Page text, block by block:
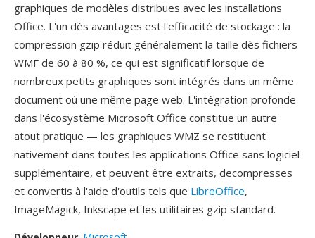
graphiques de modèles distribues avec les installations
Office. L'un dès avantages est l'efficacité de stockage : la
compression gzip réduit généralement la taille dès fichiers
WMF de 60 à 80 %, ce qui est significatif lorsque de
nombreux petits graphiques sont intégrés dans un même
document où une même page web. L'intégration profonde
dans l'écosystème Microsoft Office constitue un autre
atout pratique — les graphiques WMZ se restituent
nativement dans toutes les applications Office sans logiciel
supplémentaire, et peuvent être extraits, decompresses
et convertis à l'aide d'outils tels que LibreOffice,
ImageMagick, Inkscape et les utilitaires gzip standard.